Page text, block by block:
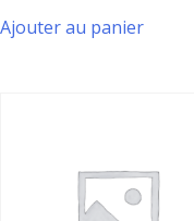
Ajouter au panier